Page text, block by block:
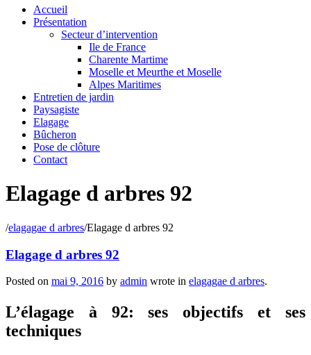
Accueil
Présentation
Secteur d’intervention
Ile de France
Charente Martime
Moselle et Meurthe et Moselle
Alpes Maritimes
Entretien de jardin
Paysagiste
Elagage
Bûcheron
Pose de clôture
Contact
Elagage d arbres 92
/elagagae d arbres/Elagage d arbres 92
Elagage d arbres 92
Posted on mai 9, 2016 by admin wrote in elagagae d arbres.
L’élagage à 92: ses objectifs et ses
techniques